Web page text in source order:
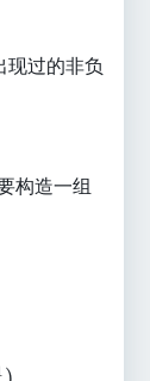
过的非负
构造一组